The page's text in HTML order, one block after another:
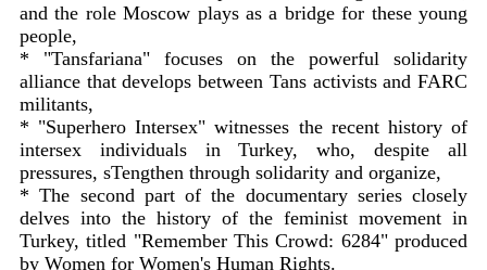
and the role Moscow plays as a bridge for these young
people,
* "Tansfariana" focuses on the powerful solidarity
alliance that develops between Tans activists and FARC
militants,
* "Superhero Intersex" witnesses the recent history of
intersex individuals in Turkey, who, despite all
pressures, sTengthen through solidarity and organize,
* The second part of the documentary series closely
delves into the history of the feminist movement in
Turkey, titled "Remember This Crowd: 6284" produced
by Women for Women's Human Rights.